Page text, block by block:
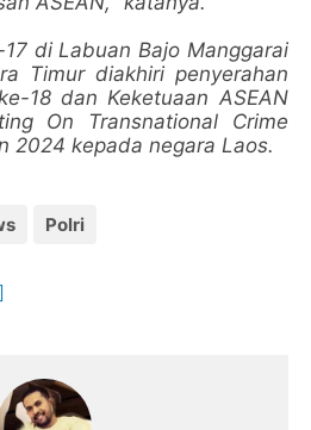
di Labuan Bajo Manggarai
Timur diakhiri penyerahan
18 dan Keketuaan ASEAN
On Transnational Crime
2024 kepada negara Laos.
Polri